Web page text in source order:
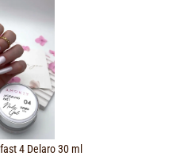
4 Delaro 30 ml